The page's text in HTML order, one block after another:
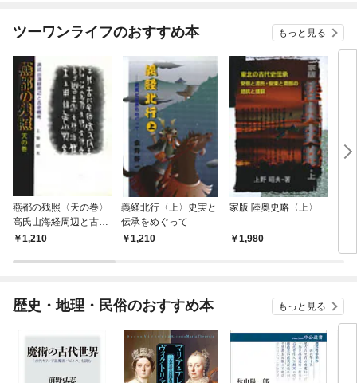
ツーワンライフのおすすめ本 もっと見る
燕都の残照〈天の巻〉
高氏山海経周辺と古史
概考1,210
義経北行〈上〉史実と
伝承をめぐって
1,210
家版 陸奥史略〈上〉
1,980
歴史・地理・民俗のおすすめ本 もっと見る